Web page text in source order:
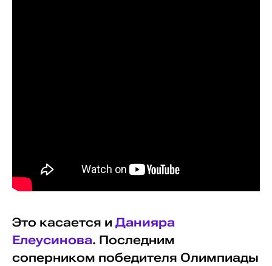
Это касается и Данияра
Елеусинова. Последним
соперником победителя Олимпиады